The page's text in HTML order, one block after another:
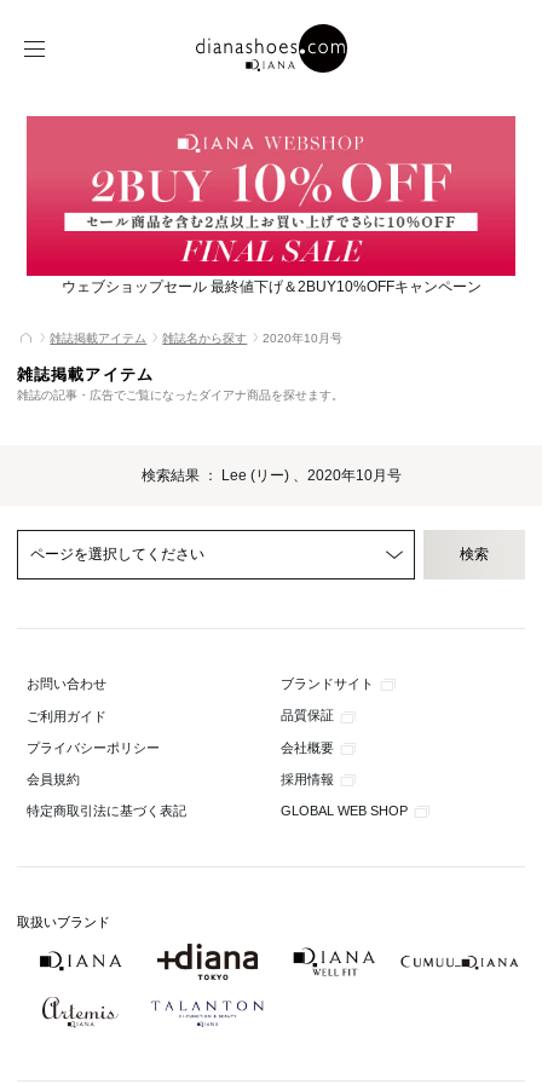
ウェブショップセール 最終値下げ＆2BUY10%OFFキャンペーン
雑誌掲載アイテム 雑誌名から探す 2020年10月号
雑誌掲載アイテム
雑誌の記事・広告でご覧になったダイアナ商品を探せます。
検索結果 ： Lee (リー) 、2020年10月号
お問い合わせ ブランドサイト
ご利用ガイド 品質保証
プライバシーポリシー 会社概要
会員規約 採用情報
特定商取引法に基づく表記 GLOBAL WEB SHOP
取扱いブランド